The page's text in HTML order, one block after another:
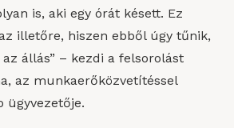
is, aki egy órát késett. Ez
illetőre, hiszen ebből úgy tűnik,
állás” – kezdi a felsorolást
az munkaerőközvetítéssel
ügyvezetője.